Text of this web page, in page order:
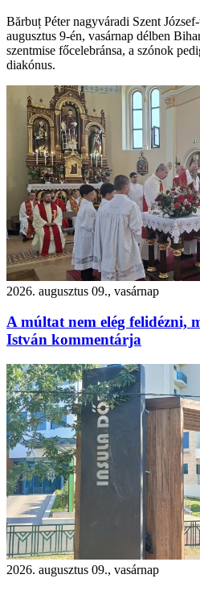
Bărbuț Péter nagyváradi Szent
augusztus 9-én, vasárnap délben
szentmise főcelebránsa, a szónok
diakónus.
2026. augusztus 09., vasárnap
A múltat nem elég felidézni,
István kommentárja
2026. augusztus 09., vasárnap